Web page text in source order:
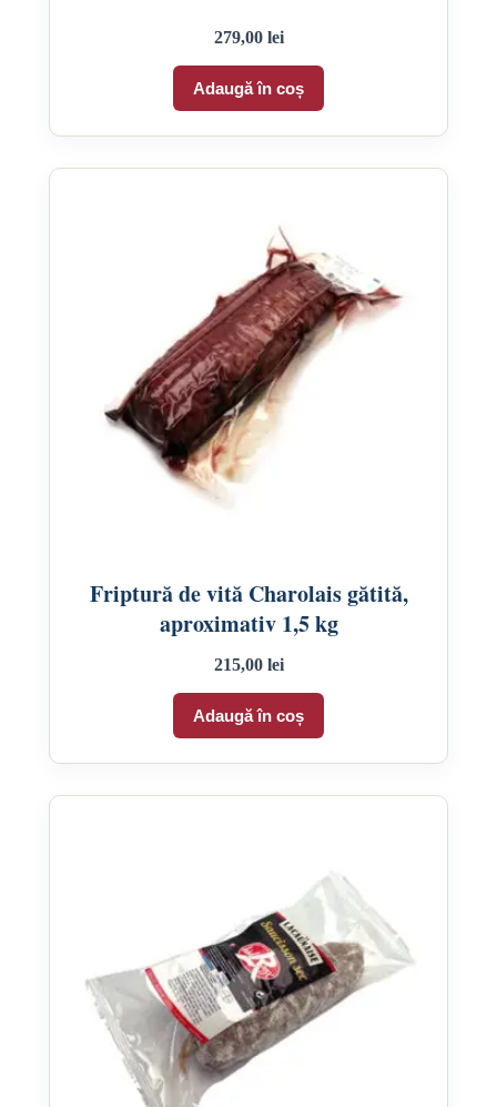
279,00 lei
Adaugă în coș
Friptură de vită Charolais gătită,
aproximativ 1,5 kg
215,00 lei
Adaugă în coș